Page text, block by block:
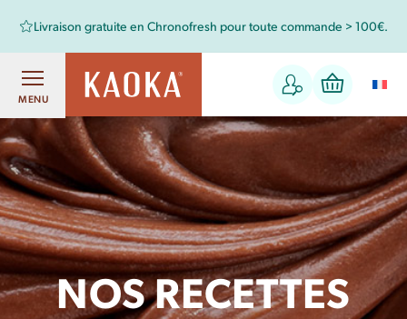
Livraison gratuite en Chronofresh pour toute commande > 100€.
MENU
NOS RECETTES